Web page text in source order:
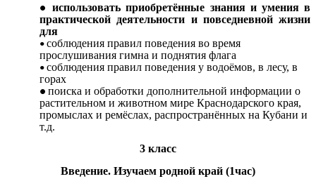
использовать приобретённые знания и умения в
практической деятельности и повседневной жизни
для
соблюдения правил поведения во время
прослушивания гимна и поднятия флага
соблюдения правил поведения у водоёмов, в лесу, в
горах
поиска и обработки дополнительной информации о
растительном и животном мире Краснодарского края,
промыслах и ремёслах, распространённых на Кубани и
т.д.
3 класс
Введение. Изучаем родной край (1час)